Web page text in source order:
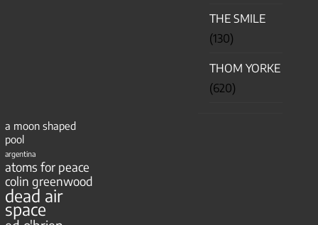
THE SMILE
(130)
THOM YORKE
(620)
a moon shaped
pool
argentina
atoms for peace
colin greenwood
dead air
space